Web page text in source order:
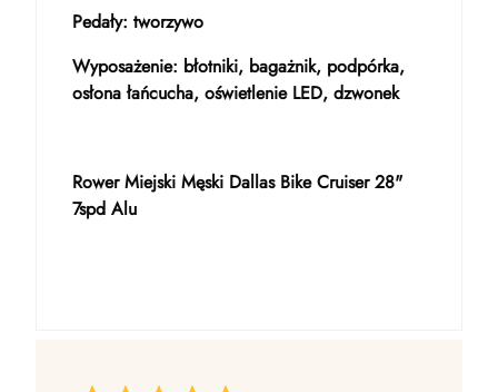
Pedały: tworzywo
Wyposażenie: błotniki, bagażnik, podpórka,
osłona łańcucha, oświetlenie LED, dzwonek
Rower Miejski Męski Dallas Bike Cruiser 28"
7spd Alu